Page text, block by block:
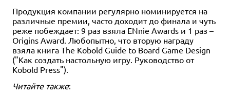
Продукция компании регулярно номинируется на
различные премии, часто доходит до финала и чуть
реже побеждает: 9 раз взяла ENnie Awards и 1 раз –
Origins Award. Любопытно, что вторую награду
взяла книга The Kobold Guide to Board Game Design
("Как создать настольную игру. Руководство от
Kobold Press").
Читайте также: